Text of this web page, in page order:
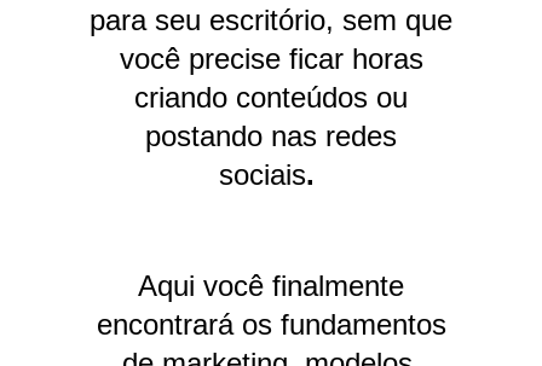
para seu escritório, sem que
você precise ficar horas
criando conteúdos ou
postando nas redes
sociais.
Aqui você finalmente
encontrará os fundamentos